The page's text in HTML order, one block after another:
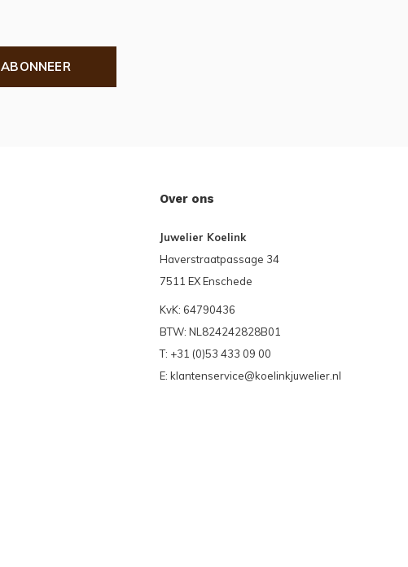
ABONNEER
Over ons
Juwelier Koelink
Haverstraatpassage 34
7511 EX Enschede
KvK: 64790436
BTW: NL824242828B01
T: +31 (0)53 433 09 00
E: klantenservice@koelinkjuwelier.nl